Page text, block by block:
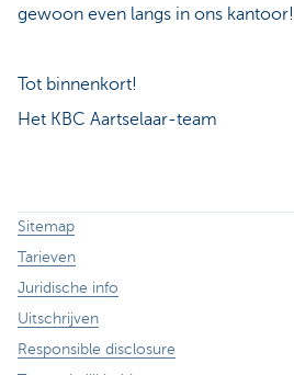
gewoon even langs in ons kantoor!
Tot binnenkort!
Het KBC Aartselaar-team
Sitemap
Tarieven
Juridische info
Uitschrijven
Responsible disclosure